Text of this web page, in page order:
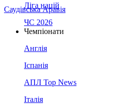
Саудівська Аравія
Ліга націй
ЧС 2026
Чемпіонати
Англія
Іспанія
АПЛ Top News
Італія